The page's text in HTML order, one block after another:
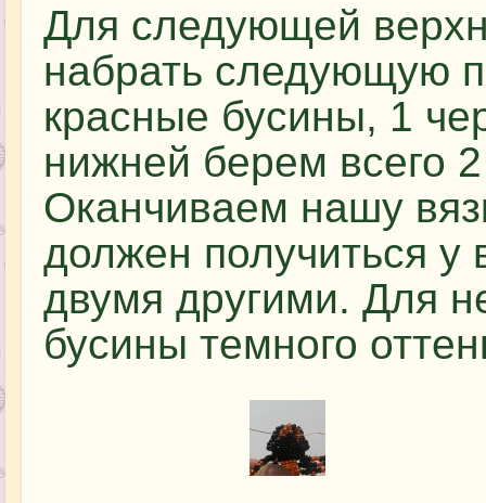
Для следующей
набрать следующую
красные бусины, 1
нижней берем всего
Оканчиваем нашу
должен получиться
двумя другими. Для
бусины темного